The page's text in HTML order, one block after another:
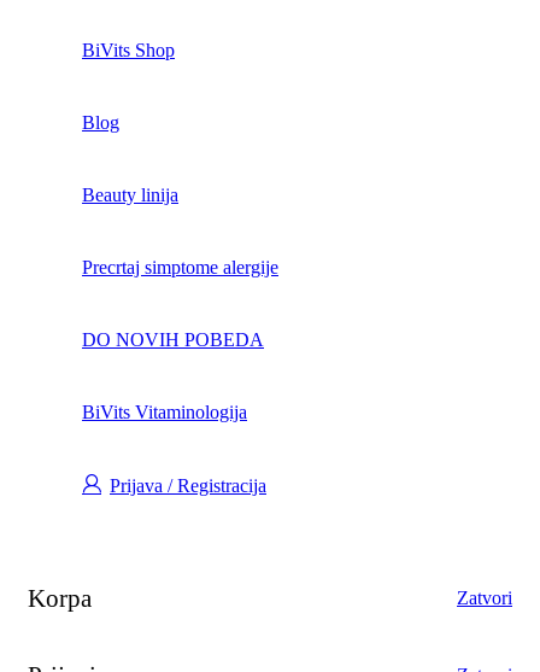
BiVits Shop
Blog
Beauty linija
Precrtaj simptome alergije
DO NOVIH POBEDA
BiVits Vitaminologija
Prijava / Registracija
Korpa Zatvori